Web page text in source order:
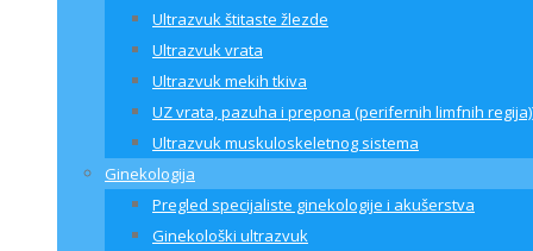
Ultrazvuk štitaste žlezde
Ultrazvuk vrata
Ultrazvuk mekih tkiva
UZ vrata, pazuha i prepona (perifernih limfnih
Ultrazvuk muskuloskeletnog sistema
Ginekologija
Pregled specijaliste ginekologije i akušerstva
Ginekološki ultrazvuk